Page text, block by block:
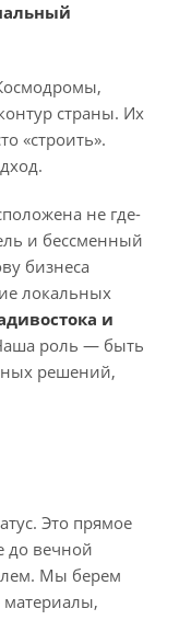
страны. Их
«строить».
не где-
и бессменный
бизнеса
локальных
и
роль — быть
решений,
Это прямое
до вечной
Мы берем
материалы,